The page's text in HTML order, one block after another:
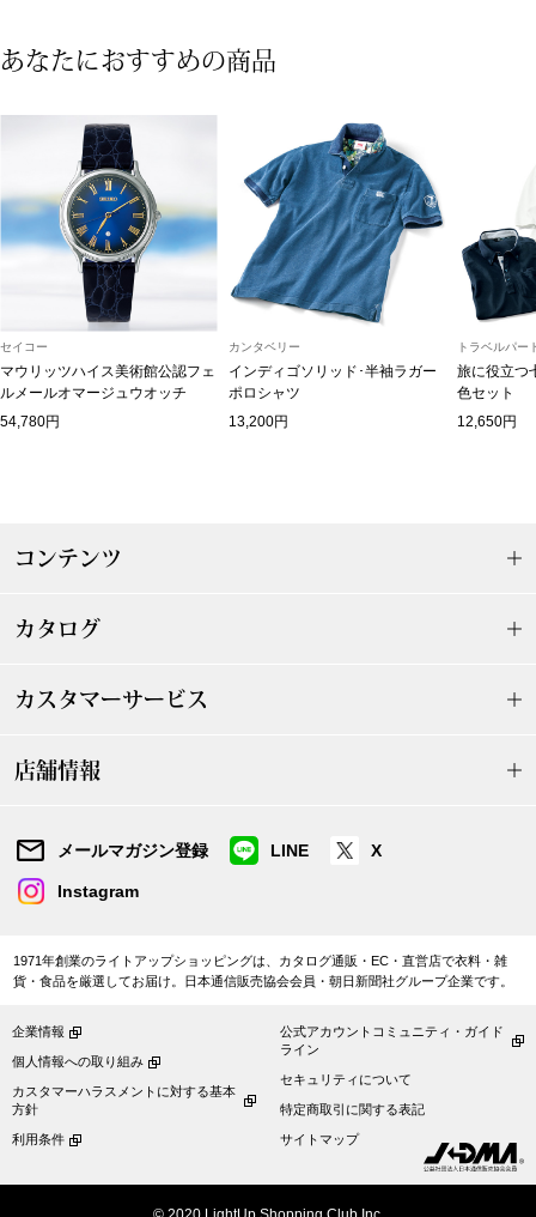
和装
着物／浴衣
和装小物
その他
おすすめブラ
リネアフレスコ
ヤッコマリカ
おすすめ特集
【特集】ゆっ
【特集】ベー
【特集】〈ロ
あなたにおすすめの商品
セイコー
マウリッツハイス美術館公認フェ
ルメールオマージュウオッチ
54,780円
カンタベリー
インディゴソリッド･半袖ラガー
ポロシャツ
13,200円
トラベルパー
旅に役立つ
色セット
12,650円
コンテンツ
カタログ
カスタマーサービス
店舗情報
メールマガジン登録 LINE X
Instagram
1971年創業のライトアップショッピングは、カタログ通販・EC・直営店で衣料・雑
貨・食品を厳選してお届け。日本通信販売協会会員・朝日新聞社グループ企業です。
企業情報
個人情報への取り組み
カスタマーハラスメントに対する基本
方針
利用条件
公式アカウントコミュニティ・ガイド
ライン
セキュリティについて
特定商取引に関する表記
サイトマップ